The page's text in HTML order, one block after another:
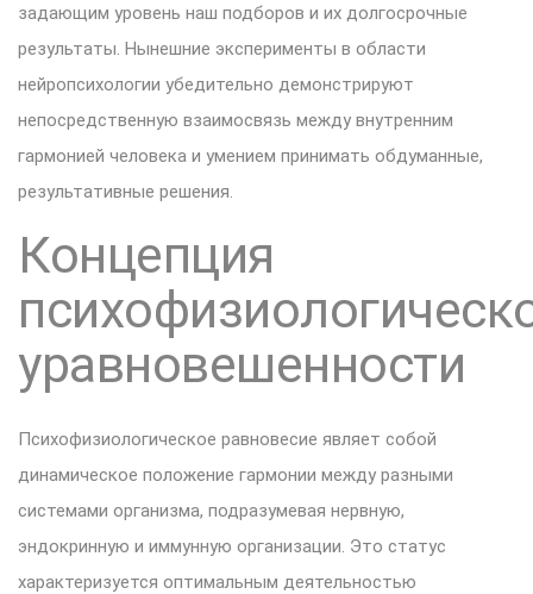
задающим уровень наш подборов и их долгосрочные
результаты. Нынешние эксперименты в области
нейропсихологии убедительно демонстрируют
непосредственную взаимосвязь между внутренним
гармонией человека и умением принимать обдуманные,
результативные решения.
Концепция
уравновешенности
Психофизиологическое равновесие являет собой
динамическое положение гармонии между разными
системами организма, подразумевая нервную,
эндокринную и иммунную организации. Это статус
характеризуется оптимальным деятельностью